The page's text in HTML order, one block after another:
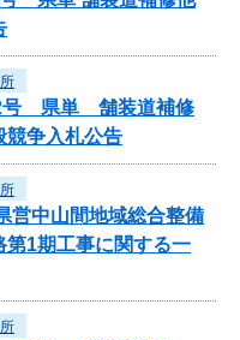
2号 県単 舗装道補修
競争入札公告
営中山間地域総合整備
1期工事に関する一